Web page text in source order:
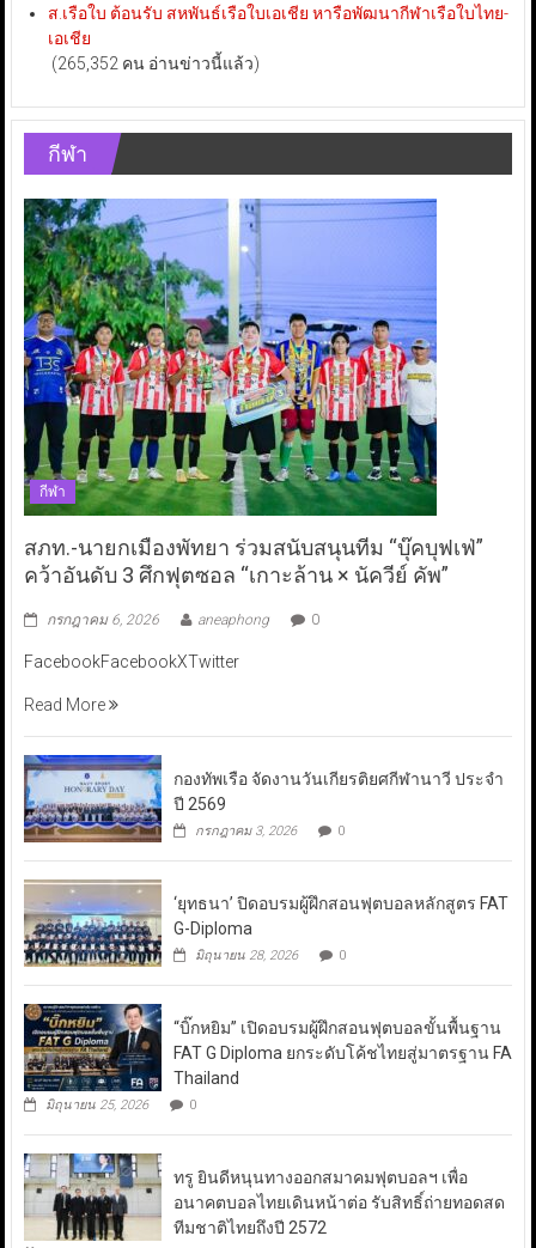
ส.เรือใบ ต้อนรับ สหพันธ์เรือใบเอเชีย หารือพัฒนากีฬาเรือใบไทย-
เอเชีย
(265,352 คน อ่านข่าวนี้แล้ว)
กีฬา
กีฬา
สภท.-นายกเมืองพัทยา ร่วมสนับสนุนทีม “บุ๊คบุฟเฟ่”
คว้าอันดับ 3 ศึกฟุตซอล “เกาะล้าน × นัควีย์ คัพ”
กรกฎาคม 6, 2026 aneaphong 0
FacebookFacebookXTwitter
Read More
กองทัพเรือ จัดงานวันเกียรติยศกีฬานาวี ประจำ
ปี 2569
กรกฎาคม 3, 2026 0
‘ยุทธนา’ ปิดอบรมผู้ฝึกสอนฟุตบอลหลักสูตร FAT
G-Diploma
มิถุนายน 28, 2026 0
“บิ๊กหยิม” เปิดอบรมผู้ฝึกสอนฟุตบอลขั้นพื้นฐาน
FAT G Diploma ยกระดับโค้ชไทยสู่มาตรฐาน FA
Thailand
มิถุนายน 25, 2026 0
ทรู ยินดีหนุนทางออกสมาคมฟุตบอลฯ เพื่อ
อนาคตบอลไทยเดินหน้าต่อ รับสิทธิ์ถ่ายทอดสด
ทีมชาติไทยถึงปี 2572